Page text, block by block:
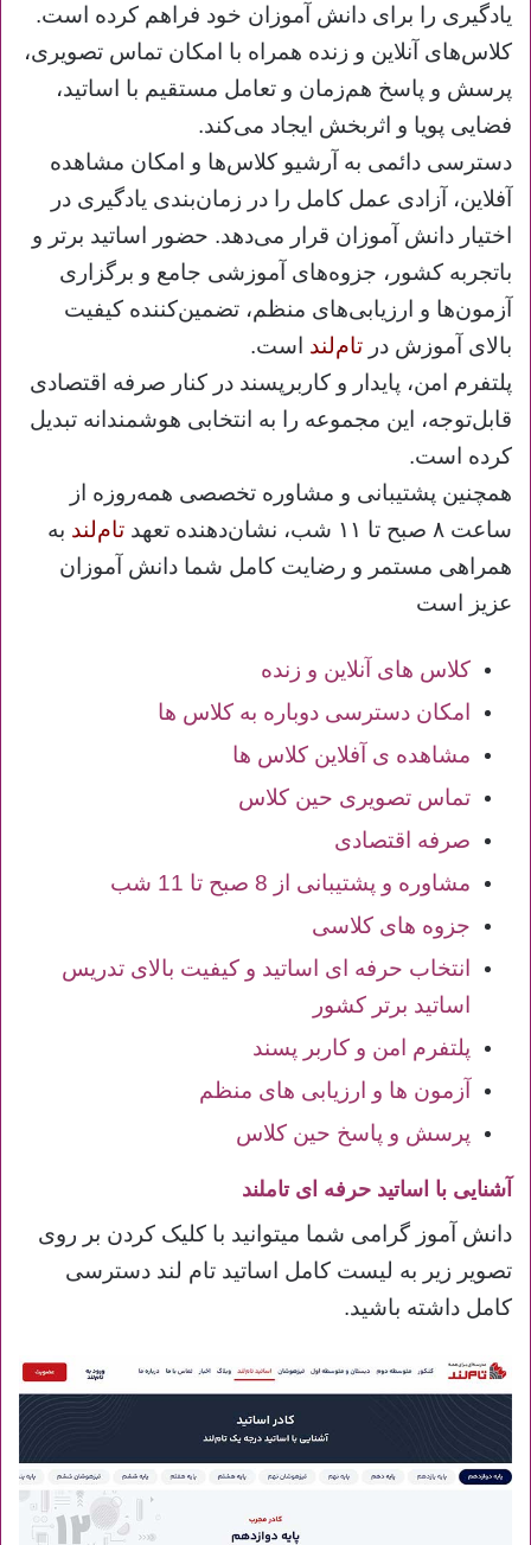
یادگیری را برای دانش آموزان خود فراهم کرده است.
کلاس‌های آنلاین و زنده همراه با امکان تماس تصویری،
پرسش و پاسخ هم‌زمان و تعامل مستقیم با اساتید،
فضایی پویا و اثربخش ایجاد می‌کند.
دسترسی دائمی به آرشیو کلاس‌ها و امکان مشاهده
آفلاین، آزادی عمل کامل را در زمان‌بندی یادگیری در
اختیار دانش آموزان قرار می‌دهد. حضور اساتید برتر و
باتجربه کشور، جزوه‌های آموزشی جامع و برگزاری
آزمون‌ها و ارزیابی‌های منظم، تضمین‌کننده کیفیت
بالای آموزش در تام‌لند است.
پلتفرم امن، پایدار و کاربرپسند در کنار صرفه اقتصادی
قابل‌توجه، این مجموعه را به انتخابی هوشمندانه تبدیل
کرده است.
همچنین پشتیبانی و مشاوره تخصصی همه‌روزه از
ساعت ۸ صبح تا ۱۱ شب، نشان‌دهنده تعهد
تام‌لند به
همراهی مستمر و رضایت کامل شما دانش آموزان
عزیز است
کلاس های آنلاین و زنده
امکان دسترسی دوباره به کلاس ها
مشاهده ی آفلاین کلاس ها
تماس تصویری حین کلاس
صرفه اقتصادی
مشاوره و پشتیبانی از 8 صبح تا 11 شب
جزوه های کلاسی
انتخاب حرفه ای اساتید و کیفیت بالای تدریس
اساتید برتر کشور
پلتفرم امن و کاربر پسند
آزمون ها و ارزیابی های منظم
پرسش و پاسخ حین کلاس
آشنایی با اساتید حرفه ای تاملند
دانش آموز گرامی شما میتوانید با کلیک کردن بر روی
تصویر زیر به لیست کامل اساتید تام لند دسترسی
کامل داشته باشید.